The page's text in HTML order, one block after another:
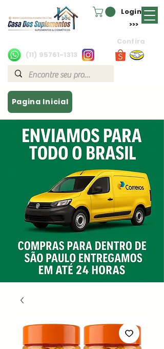
Login
(11) 95761-1313
>>>
Confira
Pagina Inicial